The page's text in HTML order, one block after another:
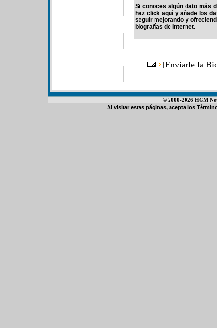
Si conoces algún dato más
haz click aquí y añade los
seguir mejorando y
biografías de Internet.
[Enviarle la
© 2000-2026 HGM
Al visitar estas páginas, acepta los